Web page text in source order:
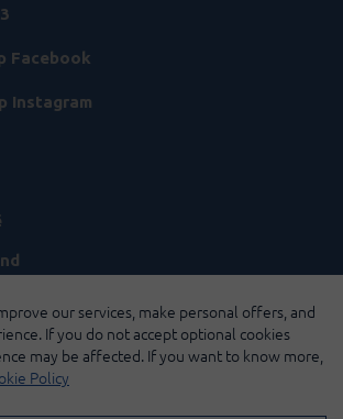
Facebook
Instagram
our services, make personal offers, and
If you do not accept optional cookies
may be affected. If you want to know more,
Policy